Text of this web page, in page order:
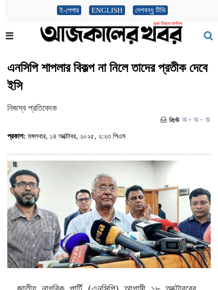
ই-পেপার ENGLISH দেশবন্ধু টিভি
এনসিপি শাপলার বিকল্প না নিলে তাদের প্রতীক দেবে
ইসি
নিজস্ব প্রতিবেদক
প্রকাশ: মঙ্গলবার, ১৪ অক্টোবর, ২০২৫, ২:২৩ পিএম